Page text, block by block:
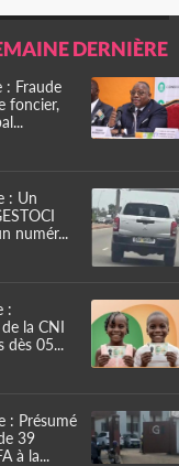
DERNIÈRE
: Fraude
foncier,
: Un
numér...
:
la CNI
dès 05...
: Présumé
39
à la...